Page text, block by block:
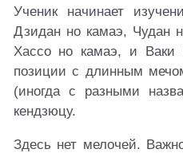
Ученик начинает
Дзидан но камаэ, Чудан
Хассо но камаэ, и Ваки
позиции с длинным
(иногда с разными
кендзюцу.
Здесь нет мелочей.